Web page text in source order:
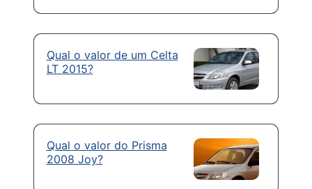
Qual o valor de um Celta
LT 2015?
Qual o valor do Prisma
2008 Joy?